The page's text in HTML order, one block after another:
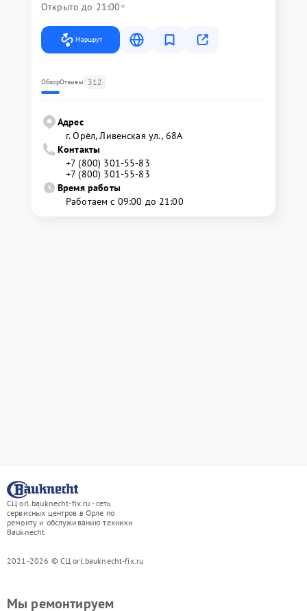
Открыто до 21:00
Маршрут
ОбзорОтзывы 312
Адрес
г. Орёл, Ливенская ул., 68А
Контакты
+7 (800) 301-55-83
+7 (800) 301-55-83
Время работы
Работаем с 09:00 до 21:00
СЦ orl.bauknecht-fix.ru - сеть
сервисных центров в Орле по
ремонту и обслуживанию техники
Bauknecht
2021-2026 © СЦ orl.bauknecht-fix.ru
Мы ремонтируем